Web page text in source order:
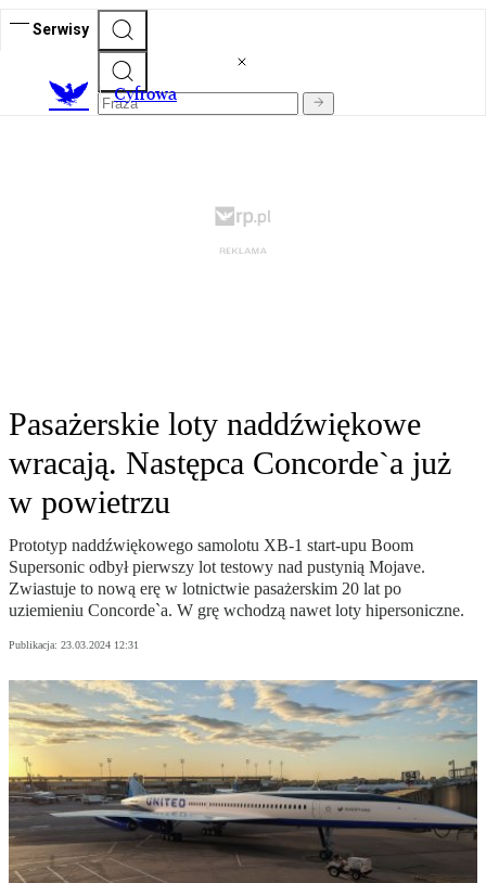
Serwisy
Cyfrowa
Pasażerskie loty naddźwiękowe
wracają. Następca Concorde`a już
w powietrzu
Prototyp naddźwiękowego samolotu XB-1 start-upu Boom
Supersonic odbył pierwszy lot testowy nad pustynią Mojave.
Zwiastuje to nową erę w lotnictwie pasażerskim 20 lat po
uziemieniu Concorde`a. W grę wchodzą nawet loty hipersoniczne.
Publikacja: 23.03.2024 12:31